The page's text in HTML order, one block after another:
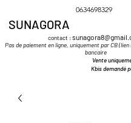
0634698329
SUNAGORA
contact :
Pas de paiement en ligne, uniquement par CB
bancaire
Vente
Kbis demandé